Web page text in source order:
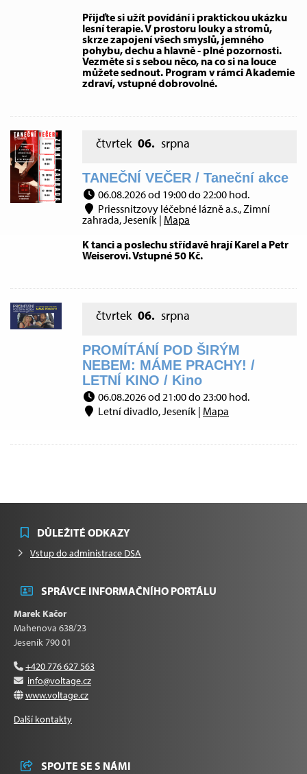
Přijďte si užít povídání i praktickou ukázku
lesní terapie. V prostoru louky a stromů,
skrze zapojení všech smyslů, jemného
pohybu, dechu a hlavně - plné pozornosti.
Vezměte si s sebou něco, na co si na louce
můžete sednout. Program v rámci Akademie
zdraví, vstupné dobrovolné.
čtvrtek 06. srpna
TANEČNÍ VEČER / Taneční akce
06.08.2026 od 19:00 do 22:00 hod.
Priessnitzovy léčebné lázně a.s., Zimní
zahrada, Jeseník | Mapa
K tanci a poslechu střídavě hrají Karel a Petr
Weiserovi. Vstupné 50 Kč.
čtvrtek 06. srpna
PROMÍTÁNÍ POD ŠIRÝM
NEBEM: MÁME PRACHY! /
LETNÍ KINO / Kino
06.08.2026 od 21:00 do 23:00 hod.
Letní divadlo, Jeseník | Mapa
DŮLEŽITÉ ODKAZY
Vstup do administrace DSA
SPRÁVCE INFORMAČNÍHO PORTÁLU
Marek Kačor
Mahenova 638/23
Jeseník 790 01
+420 776 627 563
info@voltage.cz
www.voltage.cz
Další kontakty
SPOJTE SE S NÁMI